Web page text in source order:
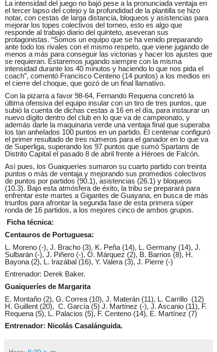
La intensidad del juego no bajó pese a la pronunciada ventaja en
el tercer lapso del cotejo y la profundidad de la plantilla se hizo
notar, con cestas de larga distancia, bloqueos y asistencias para
mejorar los topes colectivos del torneo, esto es algo que
responde al trabajo diario del quinteto, aseveran sus
protagonistas. “Somos un equipo que se ha venido preparando
ante todo los rivales con el mismo respeto, que viene jugando de
menos a más para conseguir las victorias y hacer los ajustes que
se requieran. Estaremos jugando siempre con la misma
intensidad durante los 40 minutos y haciendo lo que nos pida el
coach”, comentó Francisco Centeno (14 puntos) a los medios en
el cierre del choque, que gozó de un final llamativo.
Con la pizarra a favor 98-64, Fernando Requena concretó la
última ofensiva del equipo insular con un tiro de tres puntos, que
subió la cuenta de dichas cestas a 16 en el día, para instaurar un
nuevo dígito dentro del club en lo que va de campeonato, y
además darle la maquinaria verde una ventaja final que superaba
los tan anhelados 100 puntos en un partido. El centenar configuró
el primer resultado de tres números para el ganador en lo que va
de Superliga, superando los 97 puntos que sumó Spartans de
Distrito Capital el pasado 8 de abril frente a Héroes de Falcón.
Así pues, los Guaiqueríes sumaron su cuarto partido con treinta
puntos o más de ventaja y mejorando sus promedios colectivos
de puntos por partidos (90.1), asistencias (26.1) y bloqueos
(10.3). Bajo esta atmósfera de éxito, la tribu se preparará para
enfrentar este martes a Gigantes de Guayana, en busca de más
triunfos para afrontar la segunda fase de esta primera súper
ronda de 16 partidos, a los mejores cinco de ambos grupos.
Ficha técnica:
Centauros de Portuguesa:
L. Moreno (-), J. Bracho (3), K. Peña (14), L. Germany (14), J.
Sulbarán (-), J. Piñero (-), O. Márquez (2), B. Barrios (8), H.
Bayona (2), L. Irazábal (16), Y. Valera (3), J. Pierre (-)
Entrenador: Derek Baker.
Guaiqueríes de Margarita
E. Montaño (2), G. Correa (10), J. Materán (11), L. Carrillo (12)
H. Guillent (20), C. García (5) J. Martínez (-), J. Ascanio (11), F.
Requena (5), L. Palacios (5), F. Centeno (14), E. Martínez (7)
Entrenador: Nicolás Casalánguida.